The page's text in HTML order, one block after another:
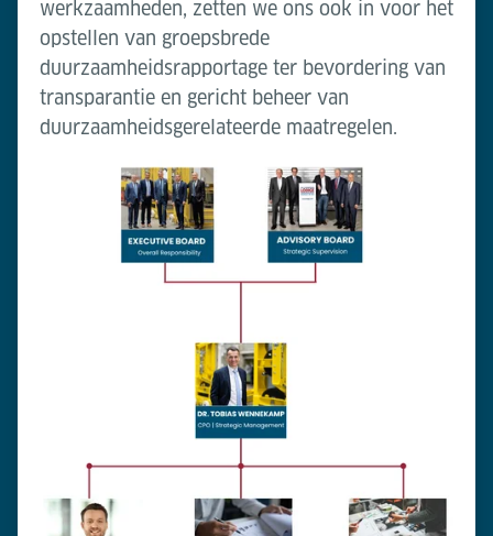
werkzaamheden, zetten we ons ook in voor het
opstellen van groepsbrede
duurzaamheidsrapportage ter bevordering van
transparantie en gericht beheer van
duurzaamheidsgerelateerde maatregelen.